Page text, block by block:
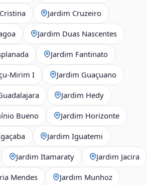
Jardim Cruzeiro
Jardim Duas Nascentes
Jardim Fantinato
I Jardim Guaçuano
Jardim Hedy
Bueno Jardim Horizonte
Jardim Iguatemi
Jardim Itamaraty Jardim Jacira
Mendes Jardim Munhoz